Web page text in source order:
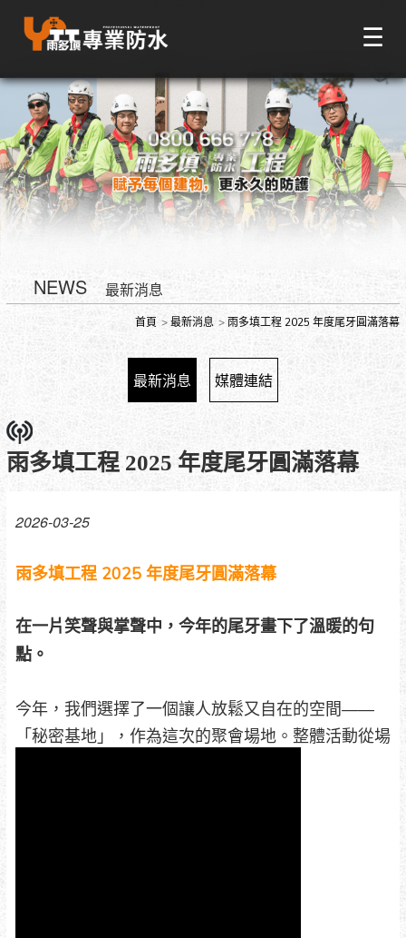
☰
NEWS 最新消息
首頁 最新消息 雨多填工程 2025 年度尾牙圓滿落幕
最新消息 媒體連結
雨多填工程 2025 年度尾牙圓滿落幕
2026-03-25
雨多填工程 2025 年度尾牙圓滿落幕
在一片笑聲與掌聲中，今年的尾牙畫下了溫暖的句
點。
今年，我們選擇了一個讓人放鬆又自在的空間——
「秘密基地」，作為這次的聚會場地。整體活動從場